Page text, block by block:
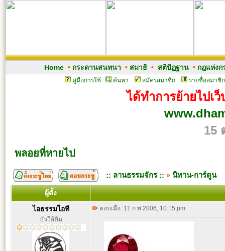
Home• กระดานสนทนา • สมาธิ• สติปัฏฐาน• กฎแห่งก
คู่มือการใช้ ค้นหา สมัครสมาชิก รายชื่อสมาชิก
ได้ทำการย้ายไปเ
15
พลอยที่หายไป
:: ลานธรรมจักร :: » นิทาน-การ์ตูน
ผู้ตั้ง
ไอธรรมไอที
บัวใต้ดิน
ตอบเมื่อ: 11 ก.พ.2006, 10:15 pm